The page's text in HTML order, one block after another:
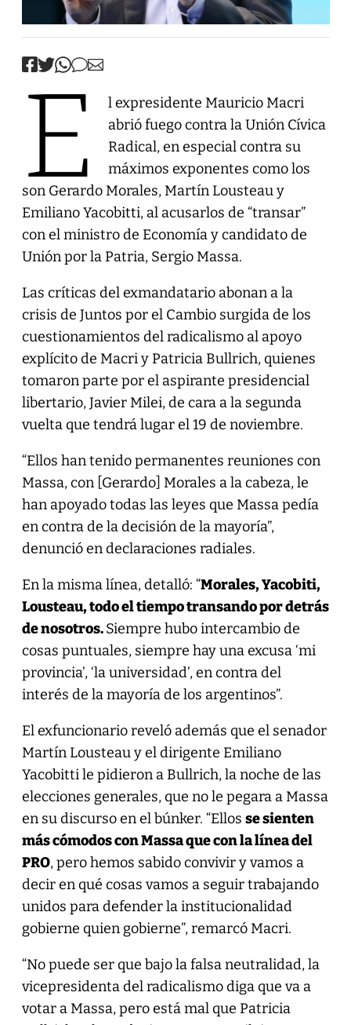
E
l expresidente Mauricio Macri
abrió fuego contra la Unión Cívica
Radical, en especial contra su
máximos exponentes como los
son Gerardo Morales, Martín Lousteau y
Emiliano Yacobitti, al acusarlos de “transar”
con el ministro de Economía y candidato de
Unión por la Patria, Sergio Massa.
Las críticas del exmandatario abonan a la
crisis de Juntos por el Cambio surgida de los
cuestionamientos del radicalismo al apoyo
explícito de Macri y Patricia Bullrich, quienes
tomaron parte por el aspirante presidencial
libertario, Javier Milei, de cara a la segunda
vuelta que tendrá lugar el 19 de noviembre.
“Ellos han tenido permanentes reuniones con
Massa, con [Gerardo] Morales a la cabeza, le
han apoyado todas las leyes que Massa pedía
en contra de la decisión de la mayoría”,
denunció en declaraciones radiales.
En la misma línea, detalló: “Morales, Yacobiti,
Lousteau, todo el tiempo transando por detrás
de nosotros.Siempre hubo intercambio de
cosas puntuales, siempre hay una excusa ‘mi
provincia’, ‘la universidad’, en contra del
interés de la mayoría de los argentinos”.
El exfuncionario reveló además que el senador
Martín Lousteau y el dirigente Emiliano
Yacobitti le pidieron a Bullrich, la noche de las
elecciones generales, que no le pegara a Massa
en su discurso en el búnker. “Ellos se sienten
más cómodos con Massa que con la línea del
PRO, pero hemos sabido convivir y vamos a
decir en qué cosas vamos a seguir trabajando
unidos para defender la institucionalidad
gobierne quien gobierne”, remarcó Macri.
“No puede ser que bajo la falsa neutralidad, la
vicepresidenta del radicalismo diga que va a
votar a Massa, pero está mal que Patricia